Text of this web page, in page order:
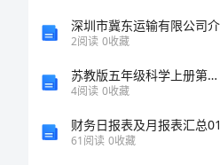
2阅读 0收藏
苏教版五年级科学上册第一次月考考试题加答案
4阅读 0收藏
财务日报表及月报表汇总01
61阅读 0收藏